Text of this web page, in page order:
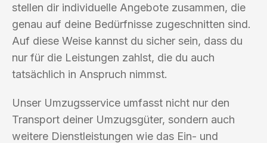
stellen dir individuelle Angebote zusammen, die
genau auf deine Bedürfnisse zugeschnitten sind.
Auf diese Weise kannst du sicher sein, dass du
nur für die Leistungen zahlst, die du auch
tatsächlich in Anspruch nimmst.
Unser Umzugsservice umfasst nicht nur den
Transport deiner Umzugsgüter, sondern auch
weitere Dienstleistungen wie das Ein- und